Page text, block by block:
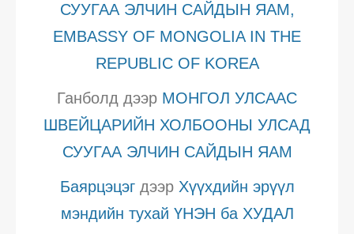
СУУГАА ЭЛЧИН САЙДЫН ЯАМ,
EMBASSY OF MONGOLIA IN THE
REPUBLIC OF KOREA
Ганболд дээр МОНГОЛ УЛСААС
ШВЕЙЦАРИЙН ХОЛБООНЫ УЛСАД
СУУГАА ЭЛЧИН САЙДЫН ЯАМ
Баярцэцэгдээр Хүүхдийн эрүүл
мэндийн тухай ҮНЭН ба ХУДАЛ